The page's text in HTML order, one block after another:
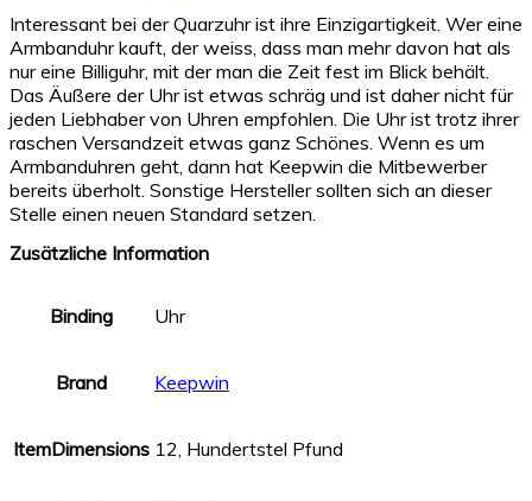
Interessant bei der Quarzuhr ist ihre Einzigartigkeit. Wer eine
Armbanduhr kauft, der weiss, dass man mehr davon hat als
nur eine Billiguhr, mit der man die Zeit fest im Blick behält.
Das Äußere der Uhr ist etwas schräg und ist daher nicht für
jeden Liebhaber von Uhren empfohlen. Die Uhr ist trotz ihrer
raschen Versandzeit etwas ganz Schönes. Wenn es um
Armbanduhren geht, dann hat Keepwin die Mitbewerber
bereits überholt. Sonstige Hersteller sollten sich an dieser
Stelle einen neuen Standard setzen.
Zusätzliche Information
Binding Uhr
Brand Keepwin
ItemDimensions 12, Hundertstel Pfund